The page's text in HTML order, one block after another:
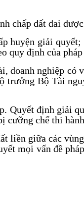
chấp đất đai
huyện giải
quy định của
doanh nghiệp có
trưởng Bộ Tài
Quyết định giải
cưỡng chế thi
liền giữa các
mọi vấn đề